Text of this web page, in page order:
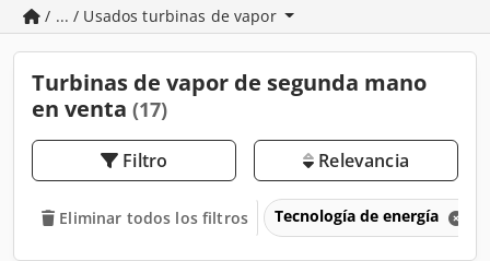
/ ... / Usados turbinas de vapor
Turbinas de vapor de segunda mano
en venta (17)
Filtro Relevancia
Eliminar todos los filtros Tecnología de energía